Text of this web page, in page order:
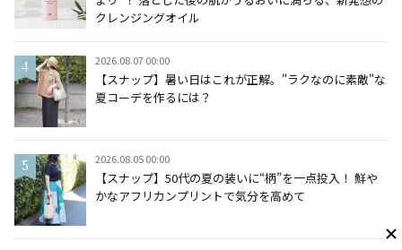
クレンジングオイル
2026.08.07 00:00
【スナップ】暑い日はこれが正解。"ラクなのに素敵"な
夏コーデを作るには？
2026.08.05 00:00
【スナップ】50代の夏の装いに“柄”を一点投入！ 鮮や
かなアフリカンプリントで気分を高めて